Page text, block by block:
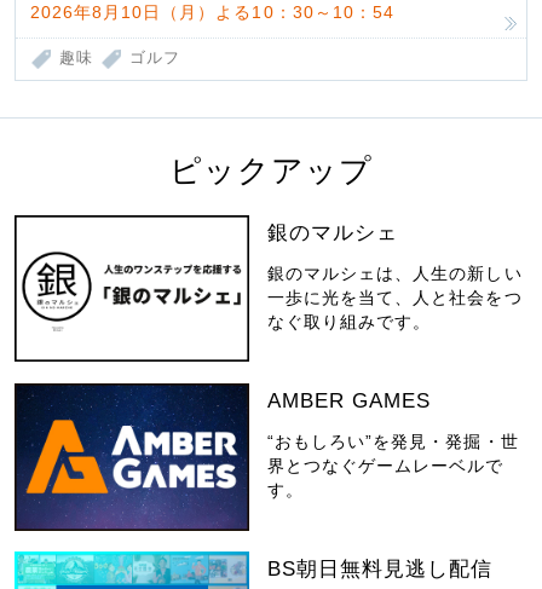
2026年8月10日（月）よる10：30～10：54
趣味 ゴルフ
ピックアップ
銀のマルシェ
銀のマルシェは、人生の新しい
一歩に光を当て、人と社会をつ
なぐ取り組みです。
AMBER GAMES
“おもしろい”を発見・発掘・世
界とつなぐゲームレーベルで
す。
BS朝日無料見逃し配信